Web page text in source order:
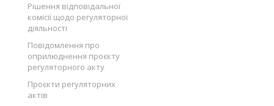
Рішення відповідальної
комісії щодо регуляторної
діяльності
Повідомлення про
оприлюднення проєкту
регуляторного акту
Проєкти регуляторних
актів